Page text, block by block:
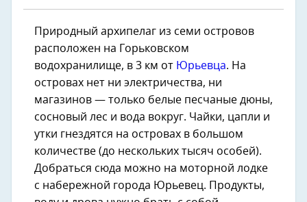
Природный архипелаг из семи островов
расположен на Горьковском
водохранилище, в 3 км от Юрьевца. На
островах нет ни электричества, ни
магазинов — только белые песчаные дюны,
сосновый лес и вода вокруг. Чайки, цапли и
утки гнездятся на островах в большом
количестве (до нескольких тысяч особей).
Добраться сюда можно на моторной лодке
с набережной города Юрьевец. Продукты,